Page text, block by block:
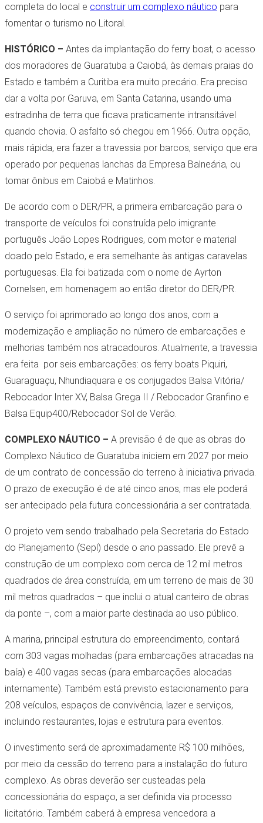
completa do local e construir um complexo náutico para
fomentar o turismo no Litoral.
HISTÓRICO – Antes da implantação do ferry boat, o acesso
dos moradores de Guaratuba a Caiobá, às demais praias do
Estado e também a Curitiba era muito precário. Era preciso
dar a volta por Garuva, em Santa Catarina, usando uma
estradinha de terra que ficava praticamente intransitável
quando chovia. O asfalto só chegou em 1966. Outra opção,
mais rápida, era fazer a travessia por barcos, serviço que era
operado por pequenas lanchas da Empresa Balneária, ou
tomar ônibus em Caiobá e Matinhos.
De acordo com o DER/PR, a primeira embarcação para o
transporte de veículos foi construída pelo imigrante
português João Lopes Rodrigues, com motor e material
doado pelo Estado, e era semelhante às antigas caravelas
portuguesas. Ela foi batizada com o nome de Ayrton
Cornelsen, em homenagem ao então diretor do DER/PR.
O serviço foi aprimorado ao longo dos anos, com a
modernização e ampliação no número de embarcações e
melhorias também nos atracadouros. Atualmente, a travessia
era feita por seis embarcações: os ferry boats Piquiri,
Guaraguaçu, Nhundiaquara e os conjugados Balsa Vitória/
Rebocador Inter XV, Balsa Grega II / Rebocador Granfino e
Balsa Equip400/Rebocador Sol de Verão.
COMPLEXO NÁUTICO – A previsão é de que as obras do
Complexo Náutico de Guaratuba iniciem em 2027 por meio
de um contrato de concessão do terreno à iniciativa privada.
O prazo de execução é de até cinco anos, mas ele poderá
ser antecipado pela futura concessionária a ser contratada.
O projeto vem sendo trabalhado pela Secretaria do Estado
do Planejamento (Sepl) desde o ano passado. Ele prevê a
construção de um complexo com cerca de 12 mil metros
quadrados de área construída, em um terreno de mais de 30
mil metros quadrados – que inclui o atual canteiro de obras
da ponte –, com a maior parte destinada ao uso público.
A marina, principal estrutura do empreendimento, contará
com 303 vagas molhadas (para embarcações atracadas na
baía) e 400 vagas secas (para embarcações alocadas
internamente). Também está previsto estacionamento para
208 veículos, espaços de convivência, lazer e serviços,
incluindo restaurantes, lojas e estrutura para eventos.
O investimento será de aproximadamente R$ 100 milhões,
por meio da cessão do terreno para a instalação do futuro
complexo. As obras deverão ser custeadas pela
concessionária do espaço, a ser definida via processo
licitatório. Também caberá à empresa vencedora a